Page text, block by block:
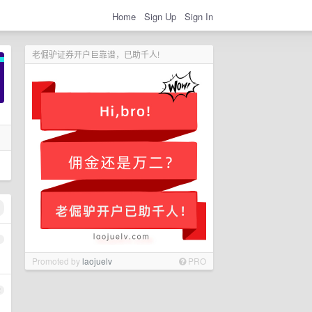
Home Sign Up Sign In
老倔驴证券开户巨靠谱，已助千人!
Promoted bylaojuelv PRO